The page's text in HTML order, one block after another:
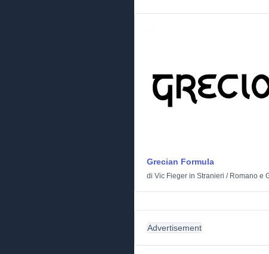
Grecian Formula
di Vic Fieger in Stranieri / Romano e
Advertisement